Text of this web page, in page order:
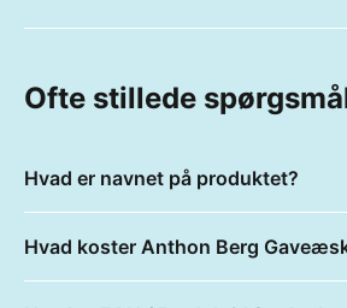
Ofte stillede
Hvad er navnet på produktet?
Hvad koster Anthon Berg